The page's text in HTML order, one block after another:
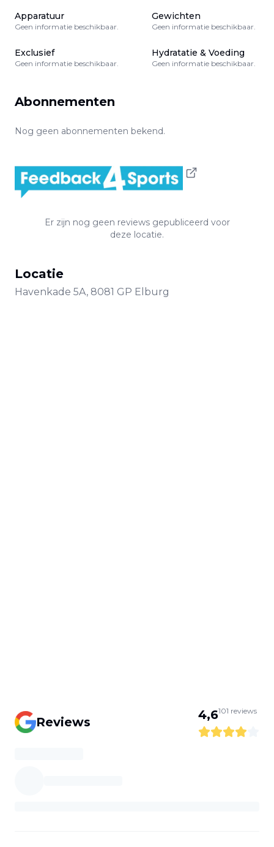
Apparatuur
Geen informatie beschikbaar.
Gewichten
Geen informatie beschikbaar.
Exclusief
Geen informatie beschikbaar.
Hydratatie & Voeding
Geen informatie beschikbaar.
Abonnementen
Nog geen abonnementen bekend.
Er zijn nog geen reviews gepubliceerd voor
deze locatie.
Locatie
Havenkade 5A, 8081 GP Elburg
Reviews 4,6101 reviews